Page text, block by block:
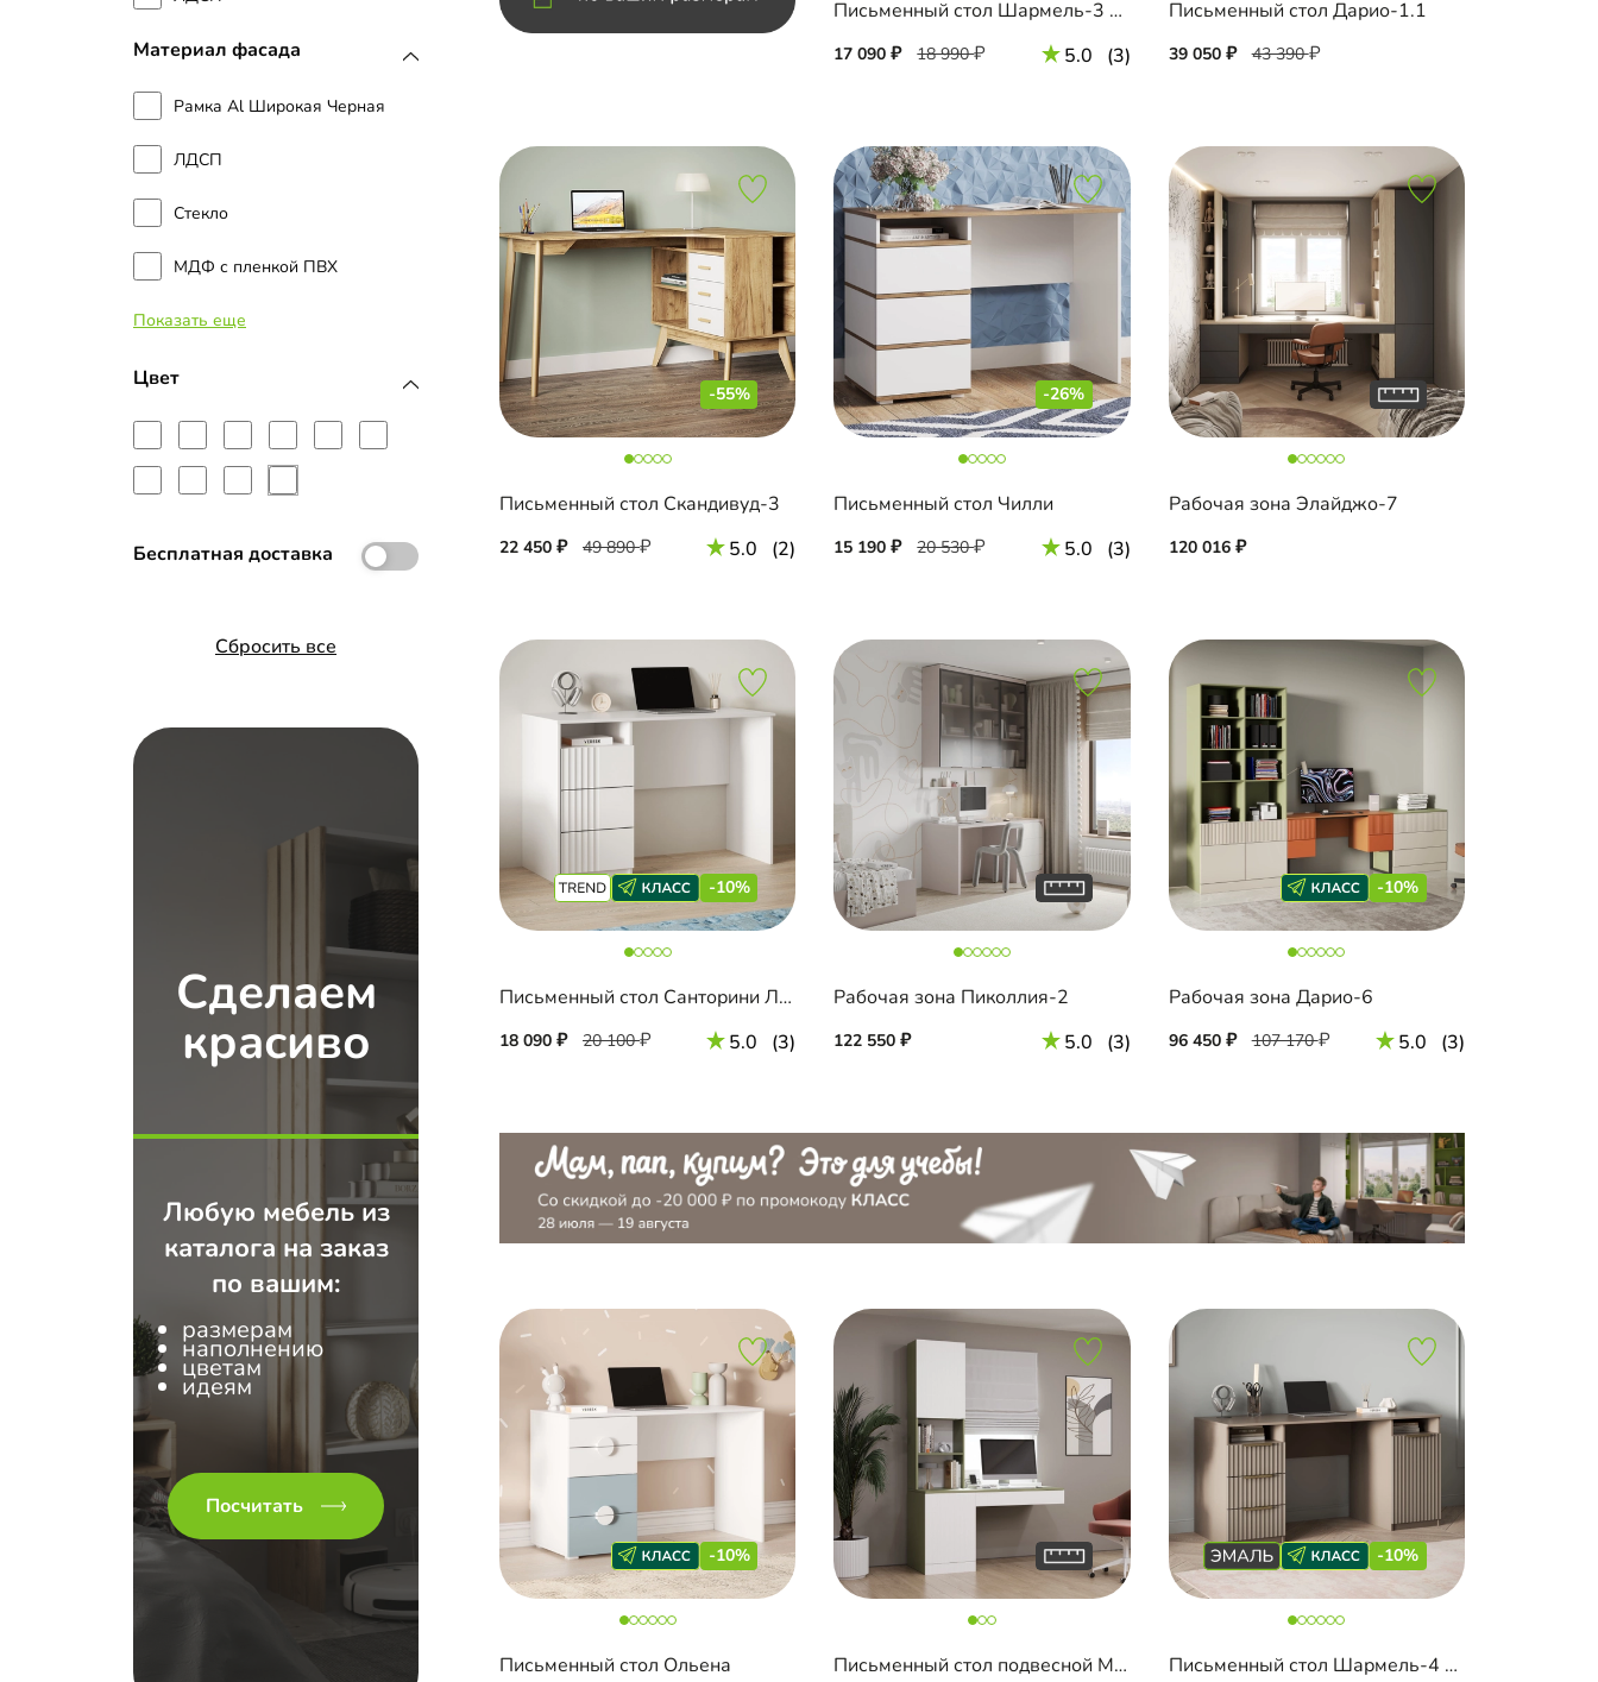
Материал фасада
Рамка Al Широкая Черная
ЛДСП
Стекло
МДФ с пленкой ПВХ
МДФ с эмалью
Рамка МДФ
Стекло с пленкой Oracal
Показать еще
Цвет
Бесплатная доставка
Сбросить все
Сделаем
красиво
Любую мебель из
каталога на заказ
по вашим:
размерам
наполнению
цветам
идеям
Посчитать
Письменный стол Шармель-3 Лайф
17 090 18 990 5.0 (3)
Письменный стол Дарио-1.1
39 050 43 390
-55%
Письменный стол Скандивуд-3
22 450 49 890 5.0 (2)
-26%
Письменный стол Чилли
15 190 20 530 5.0 (3)
Рабочая зона Элайджо-7
120 016
-10%
Письменный стол Санторини Лайф
18 090 20 100 5.0 (3)
Рабочая зона Пиколлия-2
122 550 5.0 (3)
-10%
Рабочая зона Дарио-6
96 450 107 170 5.0 (3)
-10%
Письменный стол Ольена Письменный стол подвесной Мобаро-5
-10%
Письменный стол Шармель-4 Лайф Эмаль